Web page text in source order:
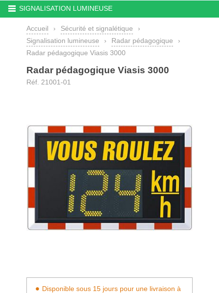
SIGNALISATION LUMINEUSE
Accueil › Sécurité et signalétique
›
Signalisation lumineuse
› Radar pédagogique
›
Radar pédagogique Viasis 3000
Radar pédagogique Viasis 3000
Réf. 21001-01
Disponible sous 15 jours pour une livraison à